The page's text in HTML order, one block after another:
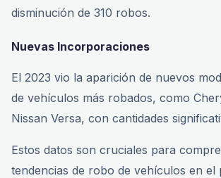
disminución de 310 robos.
Nuevas Incorporaciones
El 2023 vio la aparición de nuevos
de vehículos más robados, como
Nissan Versa, con cantidades
Estos datos son cruciales para
tendencias de robo de vehículos en el